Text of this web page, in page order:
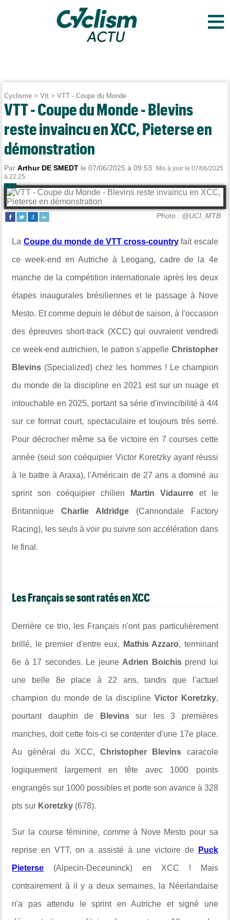
≡
Cyclisme >Vtt >VTT - Coupe du Monde
VTT - Coupe du Monde - Blevins
reste invaincu en XCC, Pieterse en
démonstration
ParArthur DE SMEDT le 07/06/2025 à 09:53.
Mis à jour le 07/06/2025
à 22:25.
Photo : @UCI_MTB
La Coupe du monde de VTT cross-country fait escale
ce week-end en Autriche à Leogang, cadre de la 4e
manche de la compétition internationale après les deux
étapes inaugurales brésiliennes et le passage à Nove
Mesto. Et comme depuis le début de saison, à l'occasion
des épreuves short-track (XCC) qui ouvraient vendredi
ce week-end autrichien, le patron s'appelle Christopher
Blevins (Specialized) chez les hommes ! Le champion
du monde de la discipline en 2021 est sur un nuage et
intouchable en 2025, portant sa série d'invincibilité à 4/4
sur ce format court, spectaculaire et toujours très serré.
Pour décrocher même sa 6e victoire en 7 courses cette
année (seul son coéquipier Victor Koretzky ayant réussi
à le battre à Araxa), l'Américain de 27 ans a dominé au
sprint son coéquipier chilien Martin Vidaurreet le
BritanniqueCharlie Aldridge (Cannondale Factory
Racing), les seuls à voir pu suivre son accélération dans
le final.
Les Français se sont ratés en XCC
Derrière ce trio, les Français n'ont pas particulièrement
brillé, le premier d'entre eux, Mathis Azzaro, terminant
6e à 17 secondes. Le jeune Adrien Boichisprend lui
une belle 8e place à 22 ans, tandis que l'actuel
champion du monde de la discipline Victor Koretzky,
pourtant dauphin de Blevinssur les 3 premières
manches, doit cette fois-ci se contenter d'une 17e place.
Au général du XCC,Christopher Blevins caracole
logiquement largement en tête avec 1000 points
engrangés sur 1000 possibles et porte son avance à 328
pts sur Koretzky (678).
Sur la course féminine, comme à Nove Mesto pour sa
reprise en VTT, on a assisté à une victoire de Puck
Pieterse (Alpecin-Deceuninck) en XCC ! Mais
contrairement à il y a deux semaines, la Néerlandaise
n'a pas attendu le sprint en Autriche et signé une